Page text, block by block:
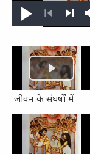
Play
जीवन के संघर्षों में